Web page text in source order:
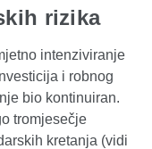
rizika
intenziviranje
i robnog
bio kontinuiran.
tromjesečje
kretanja (vidi